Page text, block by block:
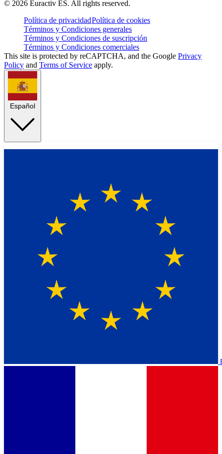
© 2026 Euractiv ES. All rights reserved.
Política de privacidadPolítica de cookies
Términos y Condiciones generales
Términos y Condiciones de suscripción
Términos y Condiciones comerciales
This site is protected by reCAPTCHA, and the Google Privacy
Policy and Terms of Service apply.
Español